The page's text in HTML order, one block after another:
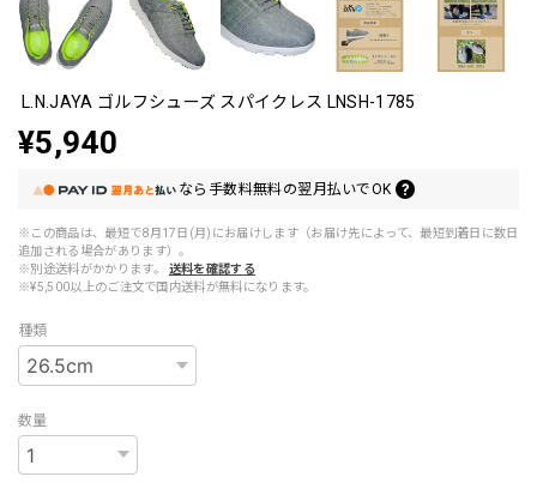
L.N.JAYA ゴルフシューズ スパイクレス LNSH-1785
¥5,940
なら 手数料無料の翌月払いでOK
※この商品は、最短で8月17日(月)にお届けします（お届け先によって、最短到着日に数日
追加される場合があります）。
※別途送料がかかります。
送料を確認する
※¥5,500以上のご注文で国内送料が無料になります。
種類
数量